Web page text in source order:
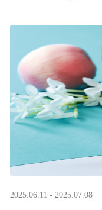
2025.06.11 - 2025.07.08